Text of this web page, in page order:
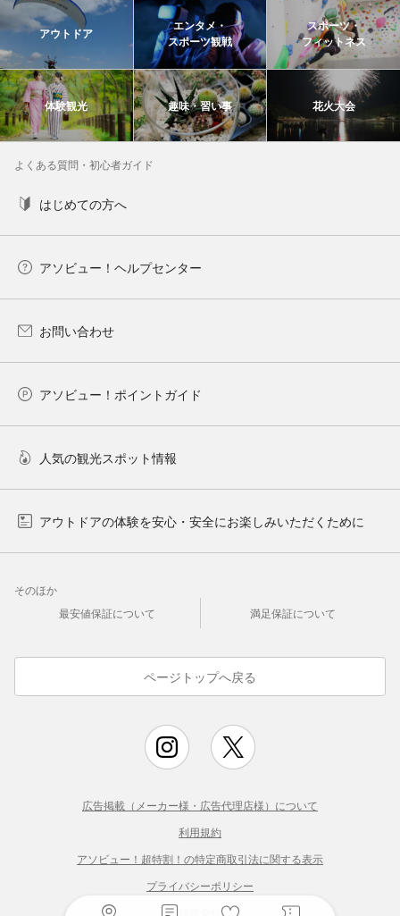
アウトドア
エンタメ・
スポーツ観戦
スポーツ・
フィットネス
体験観光 趣味・習い事 花火大会
よくある質問・初心者ガイド
はじめての方へ
アソビュー！ヘルプセンター
お問い合わせ
アソビュー！ポイントガイド
人気の観光スポット情報
アウトドアの体験を安心・安全にお楽しみいただくために
そのほか
最安値保証について
満足保証について
ページトップへ戻る
広告掲載（メーカー様・広告代理店様）について
利用規約
アソビュー！超特割！の特定商取引法に関する表示
プライバシーポリシー